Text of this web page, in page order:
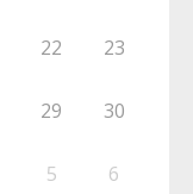
22 23
29 30
5 6